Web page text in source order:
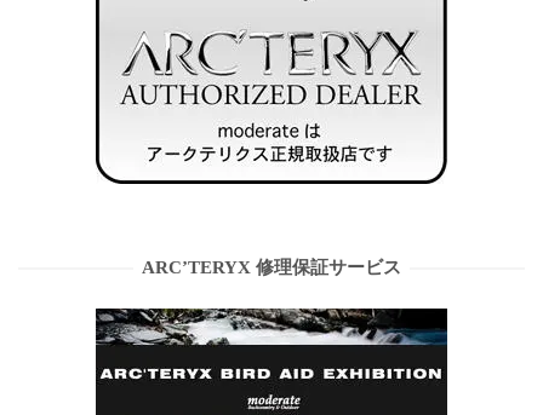
ARC’TERYX 修理保証サービス